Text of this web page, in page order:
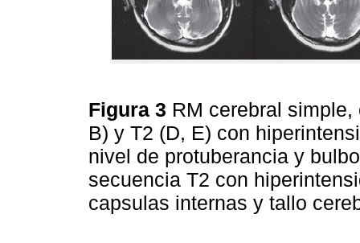
Figura 3 RM cerebral
B) y T2 (D, E) con
nivel de protuberancia y
secuencia T2 con
capsulas internas y tallo